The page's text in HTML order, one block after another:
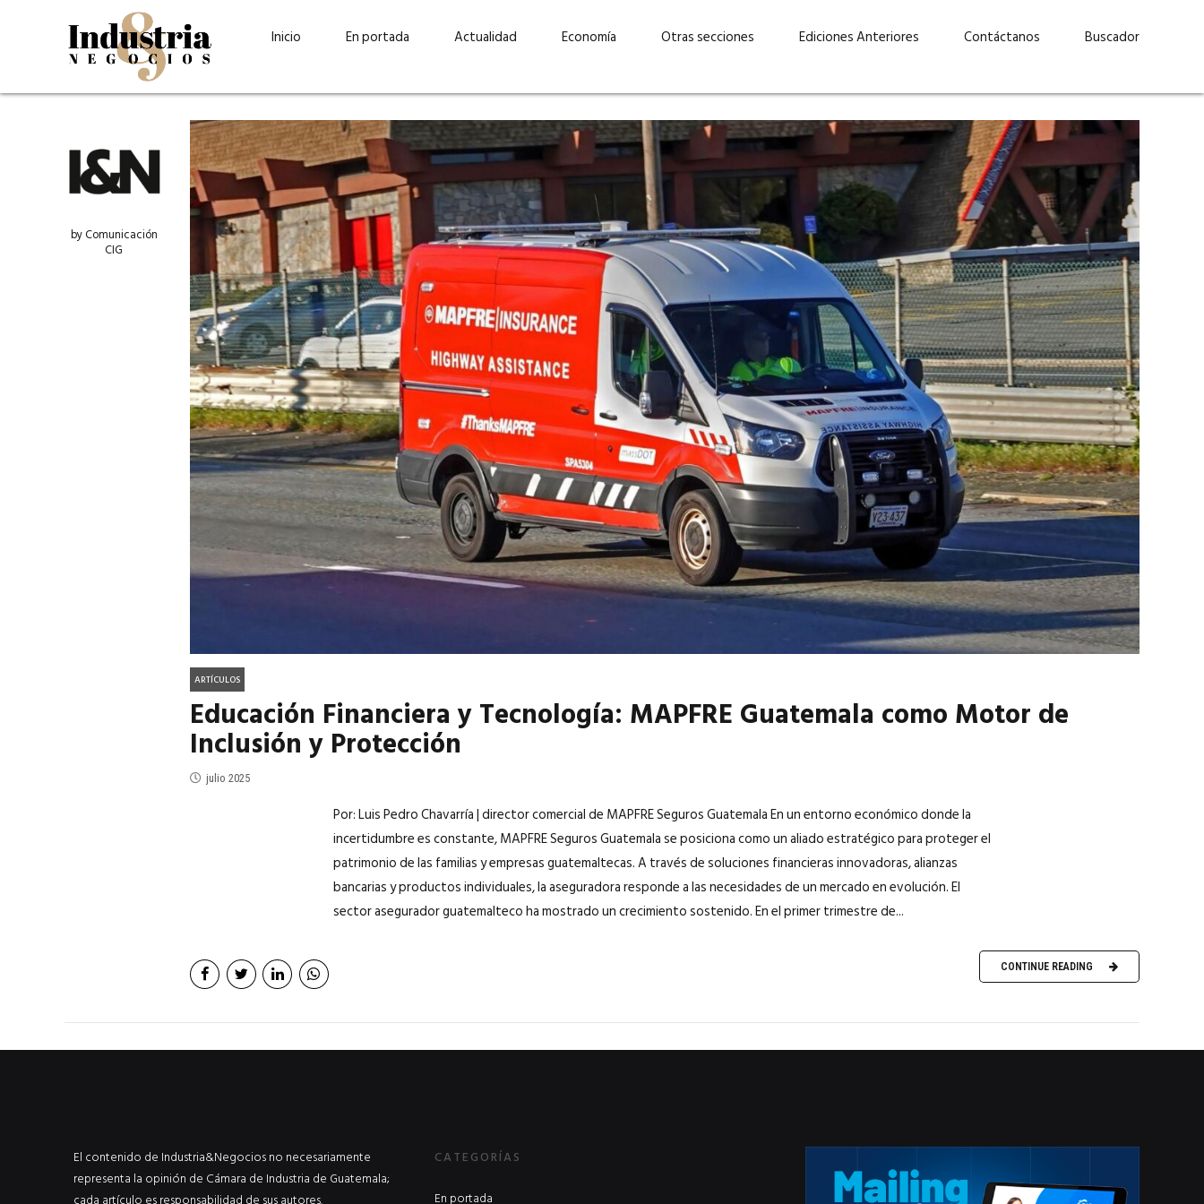
Inicio En portada
Guatehuevo: medio siglo
produciendo la proteína
más accesible para los
EN PORTADA julio 2026
“La sostenibilidad está en
el centro de Cervecería
Ambev Guatemala» –
Ricardo Urteaga
EN PORTADA mayo 2026
“Invertir con propósito:
cómo CBC impulsa su
crecimiento industrial a
través de la innovación y la
sostenibilidad”
abril 2026
Elizabeth Suárez: “Las
mujeres podemos liderar y
abrirnos paso por nuestros
propios méritos”
EN PORTADA marzo 2026
Lucas Martínez Paz: “En
tecnología, hay que invertir
con inteligencia, no por
moda”
EN PORTADA febrero 2026
Actualidad Economía Otras secciones Ediciones Anteriores Contáctanos Buscador
by Comunicación
CIG
ARTÍCULOS
Educación Financiera y Tecnología: MAPFRE Guatemala como Motor de
Inclusión y Protección
julio 2025
Por: Luis Pedro Chavarría | director comercial de MAPFRE Seguros Guatemala En un entorno económico donde la
incertidumbre es constante, MAPFRE Seguros Guatemala se posiciona como un aliado estratégico para proteger el
patrimonio de las familias y empresas guatemaltecas. A través de soluciones financieras innovadoras, alianzas
bancarias y productos individuales, la aseguradora responde a las necesidades de un mercado en evolución. El
sector asegurador guatemalteco ha mostrado un crecimiento sostenido. En el primer trimestre de...
CONTINUE READING
El contenido de Industria&Negocios no necesariamente
representa la opinión de Cámara de Industria de Guatemala;
CATEGORÍAS
En portada